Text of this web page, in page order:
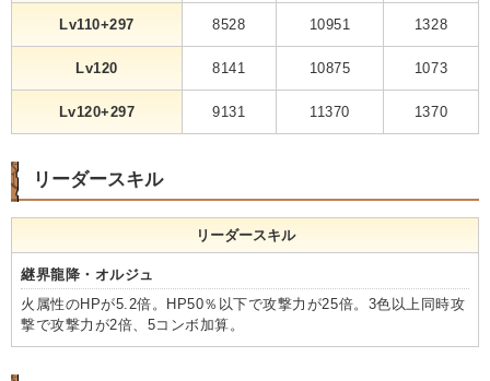
Lv110+297 8528 10951 1328
Lv120 8141 10875 1073
Lv120+297 9131 11370 1370
リーダースキル
リーダースキル
継界龍降・オルジュ
火属性のHPが5.2倍。HP50％以下で攻撃力が25倍。3色以上同時攻
撃で攻撃力が2倍、5コンボ加算。